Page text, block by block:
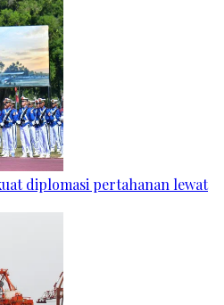
diplomasi pertahanan lewat